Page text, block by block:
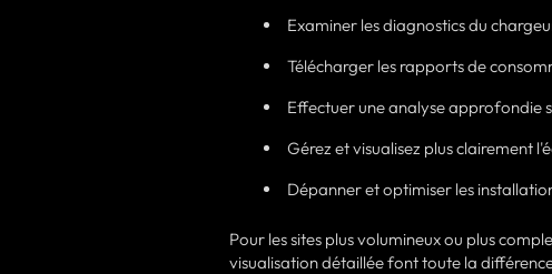
Examiner les diagnostics du
Télécharger les rapports de
Effectuer une analyse approfondie
Gérez et visualisez plus clairement
Dépanner et optimiser les
Pour les sites plus volumineux ou plus
visualisation détaillée font toute la